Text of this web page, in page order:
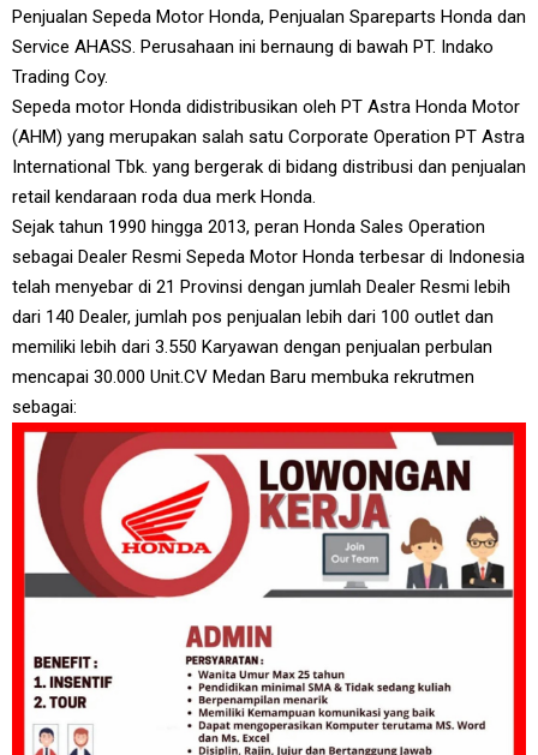
Penjualan Sepeda Motor Honda, Penjualan Spareparts Honda dan
Service AHASS. Perusahaan ini bernaung di bawah PT. Indako
Trading Coy.
Sepeda motor Honda didistribusikan oleh PT Astra Honda Motor
(AHM) yang merupakan salah satu Corporate Operation PT Astra
International Tbk. yang bergerak di bidang distribusi dan penjualan
retail kendaraan roda dua merk Honda.
Sejak tahun 1990 hingga 2013, peran Honda Sales Operation
sebagai Dealer Resmi Sepeda Motor Honda terbesar di Indonesia
telah menyebar di 21 Provinsi dengan jumlah Dealer Resmi lebih
dari 140 Dealer, jumlah pos penjualan lebih dari 100 outlet dan
memiliki lebih dari 3.550 Karyawan dengan penjualan perbulan
mencapai 30.000 Unit.CV Medan Baru membuka rekrutmen
sebagai: